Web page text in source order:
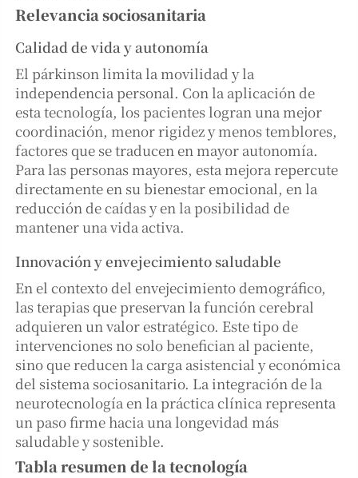
Relevancia sociosanitaria
Calidad de vida y autonomía
El párkinson limita la movilidad y la
independencia personal. Con la aplicación de
esta tecnología, los pacientes logran una mejor
coordinación, menor rigidez y menos temblores,
factores que se traducen en mayor autonomía.
Para las personas mayores, esta mejora repercute
directamente en su bienestar emocional, en la
reducción de caídas y en la posibilidad de
mantener una vida activa.
Innovación y envejecimiento saludable
En el contexto del envejecimiento demográfico,
las terapias que preservan la función cerebral
adquieren un valor estratégico. Este tipo de
intervenciones no solo benefician al paciente,
sino que reducen la carga asistencial y económica
del sistema sociosanitario. La integración de la
neurotecnología en la práctica clínica representa
un paso firme hacia una longevidad más
saludable y sostenible.
Tabla resumen de la tecnología